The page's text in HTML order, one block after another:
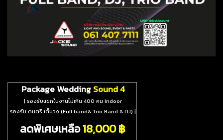
Package WeddingSound 4
| รองรับแขกในงานไม่เกิน 400 คน Indoor
รองรับ ดนตรี เต็มวง (Full band& Trio Band & DJ) |
ลดพิเศษเหลือ18,000 ฿